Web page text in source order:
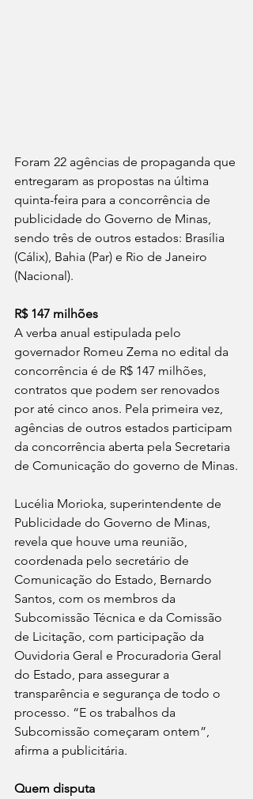
Foram 22 agências de propaganda que
entregaram as propostas na última
quinta-feira para a concorrência de
publicidade do Governo de Minas,
sendo três de outros estados: Brasília
(Cálix), Bahia (Par) e Rio de Janeiro
(Nacional).
R$ 147 milhões
A verba anual estipulada pelo
governador Romeu Zema no edital da
concorrência é de R$ 147 milhões,
contratos que podem ser renovados
por até cinco anos. Pela primeira vez,
agências de outros estados participam
da concorrência aberta pela Secretaria
de Comunicação do governo de Minas.
Lucélia Morioka, superintendente de
Publicidade do Governo de Minas,
revela que houve uma reunião,
coordenada pelo secretário de
Comunicação do Estado, Bernardo
Santos, com os membros da
Subcomissão Técnica e da Comissão
de Licitação, com participação da
Ouvidoria Geral e Procuradoria Geral
do Estado, para assegurar a
transparência e segurança de todo o
processo. “E os trabalhos da
Subcomissão começaram ontem”,
afirma a publicitária.
Quem disputa